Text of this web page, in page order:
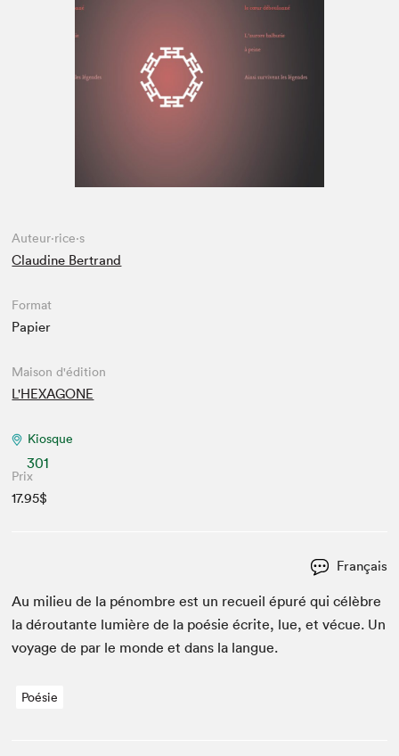
Espace enseignant·e·s
Auteur·rice·s
Claudine Bertrand
Format
Papier
Maison d'édition
L'HEXAGONE
Kiosque
301
Prix
17.95$
Français
Au milieu de la pénom­bre est un recueil épuré qui célèbre
la déroutante lumière de la poésie écrite, lue, et vécue. Un
voy­age de par le monde et dans la langue.
Poésie